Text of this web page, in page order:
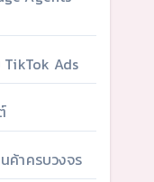
Ads
ค้าครบวงจร